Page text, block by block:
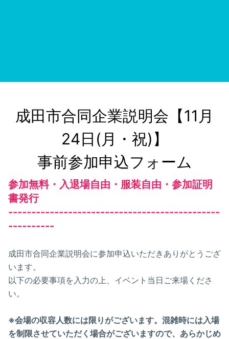
成田市合同企業説明会【11月
24日(月・祝)】
事前参加申込フォーム
参加無料・入退場自由・服装自由・参加証明
書発行
----------------------------------------------
----------
成田市合同企業説明会に参加申込いただきありがとうござ
います。
以下の必要事項を入力の上、イベント当日ご来場くださ
い。
※会場の収容人数には限りがございます。混雑時には入場
を制限させていただく場合がございますので、あらかじめ